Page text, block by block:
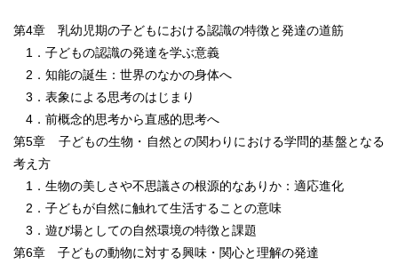
第4章 乳幼児期の子どもにおける認識の特徴と発達の道筋
1．子どもの認識の発達を学ぶ意義
2．知能の誕生：世界のなかの身体へ
3．表象による思考のはじまり
4．前概念的思考から直感的思考へ
第5章 子どもの生物・自然との関わりにおける学問的基盤となる
考え方
1．生物の美しさや不思議さの根源的なありか：適応進化
2．子どもが自然に触れて生活することの意味
3．遊び場としての自然環境の特徴と課題
第6章 子どもの動物に対する興味・関心と理解の発達